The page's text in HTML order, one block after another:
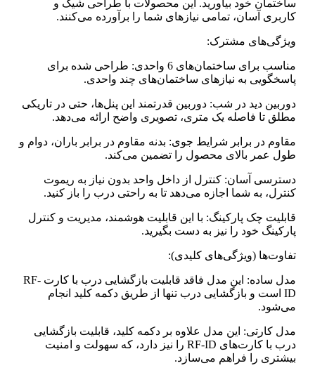
ساختمان خود بیاورید. این محصولات با طراحی شیک و
کاربری آسان، تمامی نیازهای شما را برآورده می‌کنند.
ویژگی‌های مشترک:
مناسب برای ساختمان‌های 6 واحدی: طراحی شده برای
پاسخگویی به نیازهای ساختمان‌های چند واحدی.
دوربین دید در شب: دوربین قدرتمند این پنل‌ها، حتی در تاریکی
مطلق تا فاصله یک متری، تصویری واضح ارائه می‌دهد.
مقاوم در برابر شرایط جوی: بدنه مقاوم در برابر باران، دوام و
طول عمر بالای محصول را تضمین می‌کند.
دسترسی آسان: کنترل از داخل واحد بدون نیاز به ریموت
کنترل، به شما اجازه می‌دهد تا به راحتی درب را باز کنید.
قابلیت چک پارکینگ: با این قابلیت هوشمند، مدیریت و کنترل
پارکینگ خود را نیز به دست بگیرید.
تفاوت‌ها (ویژگی‌های کلیدی):
مدل ساده: این مدل فاقد قابلیت بازگشایی درب با کارت RF-
ID است و بازگشایی درب تنها از طریق دکمه کلید انجام
می‌شود.
مدل کارتی: این مدل علاوه بر دکمه کلید، قابلیت بازگشایی
درب با کارت‌های RF-ID را نیز دارد، که سهولت و امنیت
بیشتری را فراهم می‌سازد.